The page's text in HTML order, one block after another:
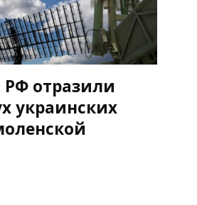
отразили
украинских